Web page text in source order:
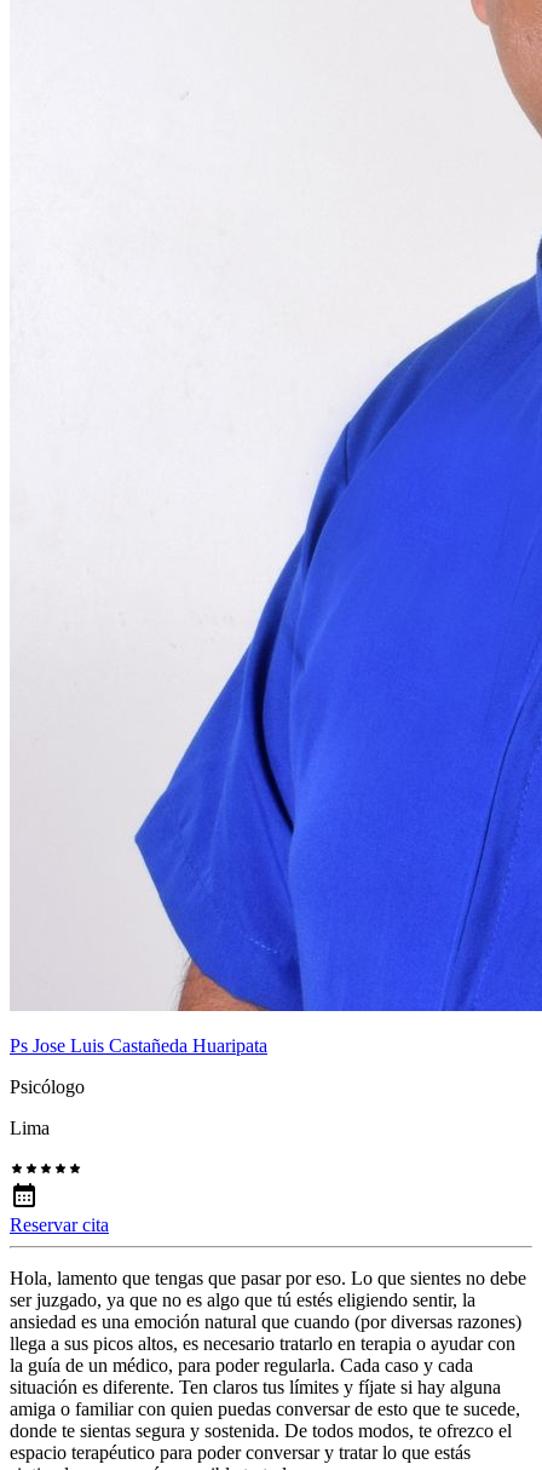
Ps Jose Luis Castañeda Huaripata
Psicólogo
Lima
Reservar cita
Hola, lamento que tengas que pasar por eso. Lo que sientes no debe
ser juzgado, ya que no es algo que tú estés eligiendo sentir, la
ansiedad es una emoción natural que cuando (por diversas razones)
llega a sus picos altos, es necesario tratarlo en terapia o ayudar con
la guía de un médico, para poder regularla. Cada caso y cada
situación es diferente. Ten claros tus límites y fíjate si hay alguna
amiga o familiar con quien puedas conversar de esto que te sucede,
donde te sientas segura y sostenida. De todos modos, te ofrezco el
espacio terapéutico para poder conversar y tratar lo que estás